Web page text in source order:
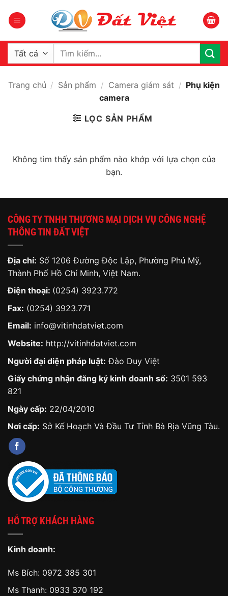
qua
dung
Tìm
Trang chủ / Sản phẩm / Camera giám sát / Phụ kiện
camera
LỌC SẢN PHẨM
Không tìm thấy sản phẩm nào khớp với lựa chọn của
bạn.
CÔNG TY TNHH THƯƠNG MẠI DỊCH VỤ CÔNG NGHỆ
THÔNG TIN ĐẤT VIỆT
Địa chỉ: Số 1206 Đường Độc Lập, Phường Phú Mỹ,
Thành Phố Hồ Chí Minh, Việt Nam.
Điện thoại: (0254) 3923.772
Fax: (0254) 3923.771
Email: info@vitinhdatviet.com
Website: http://vitinhdatviet.com
Người đại diện pháp luật: Đào Duy Việt
Giấy chứng nhận đăng ký kinh doanh số: 3501 593
821
Ngày cấp: 22/04/2010
Nơi cấp: Sở Kế Hoạch Và Đầu Tư Tỉnh Bà Rịa Vũng Tàu.
HỖ TRỢ KHÁCH HÀNG
Kinh doanh:
Ms Bích: 0972 385 301
Ms Thanh: 0933 370 192